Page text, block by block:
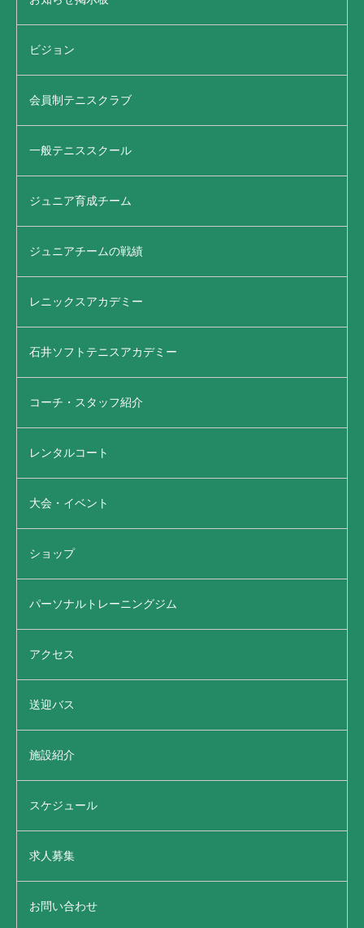
ビジョン
会員制テニスクラブ
一般テニススクール
ジュニア育成チーム
ジュニアチームの戦績
レニックスアカデミー
石井ソフトテニスアカデミー
コーチ・スタッフ紹介
レンタルコート
大会・イベント
ショップ
パーソナルトレーニングジム
アクセス
送迎バス
施設紹介
スケジュール
求人募集
お問い合わせ